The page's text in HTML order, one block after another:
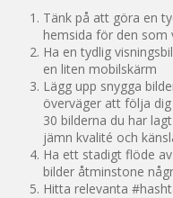
Tänk på att göra en
hemsida för den som
Ha en tydlig
en liten mobilskärm
Lägg upp snygga
överväger att följa
30 bilderna du har
jämn kvalité och
Ha ett stadigt flöde
bilder åtminstone
Hitta relevanta